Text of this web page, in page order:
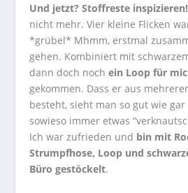
Und jetzt? Stoffreste inspizieren!
nicht mehr. Vier kleine Flicken
*grübel* Mhmm, erstmal
gehen. Kombiniert mit
dann doch nochein Loop für
gekommen. Dass er aus
besteht, sieht man so gut wie
sowieso immer etwas
Ich war zufrieden und bin mit
Strumpfhose, Loop und
Büro gestöckelt.